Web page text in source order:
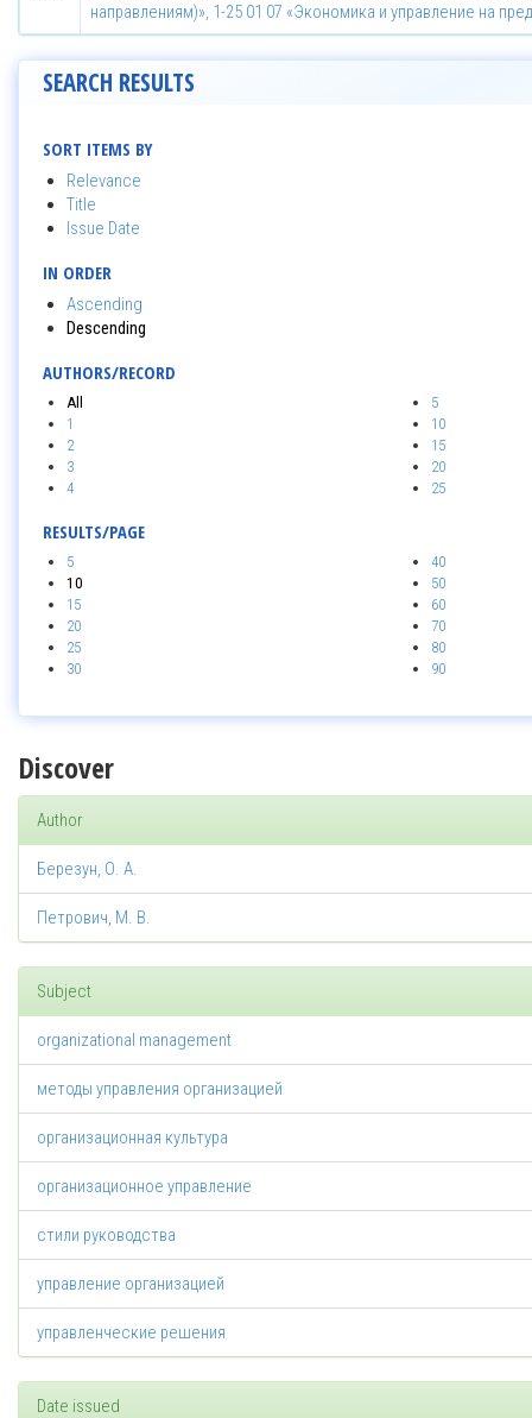
направлениям)», 1-25 01 07 «Экономика и управление на
SEARCH RESULTS
SORT ITEMS BY
Relevance
Title
Issue Date
IN ORDER
Ascending
Descending
AUTHORS/RECORD
All
1
2
3
4
5
10
15
20
25
RESULTS/PAGE
5
10
15
20
25
30
40
50
60
70
80
90
Discover
Author
Березун, О. А.
Петрович, М. В.
Subject
organizational management
методы управления организацией
организационная культура
организационное управление
стили руководства
управление организацией
управленческие решения
Date issued